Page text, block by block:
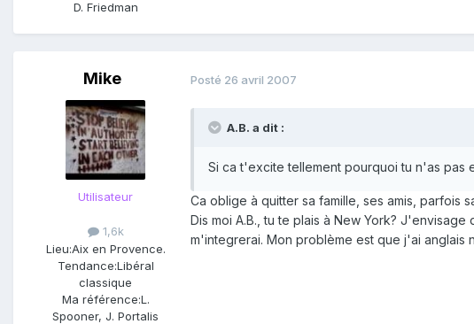
D. Friedman
Mike
Utilisateur
1,6k
Lieu:Aix en Provence.
Tendance:Libéral
classique
Ma référence:L.
Spooner, J. Portalis
Posté 26 avril 2007
A.B. a dit :
Si ca t'excite tellement pourquoi tu n'as pas
Ca oblige à quitter sa famille, ses amis, parfois
Dis moi A.B., tu te plais à New York?
m'integrerai. Mon problème est que j'ai anglais